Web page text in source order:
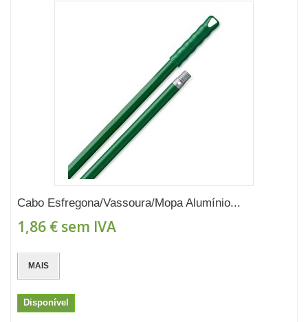
Cabo Esfregona/Vassoura/Mopa Alumínio...
1,86 € sem IVA
MAIS
Disponível